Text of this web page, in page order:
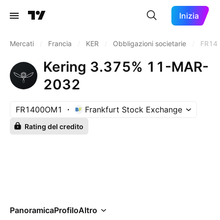
Inizia
Mercati Francia KER Obbligazioni societarie
Kering 3.375% 11-MAR-
2032
FR1400OM1 Frankfurt Stock Exchange
Rating del credito
PanoramicaProfiloAltro